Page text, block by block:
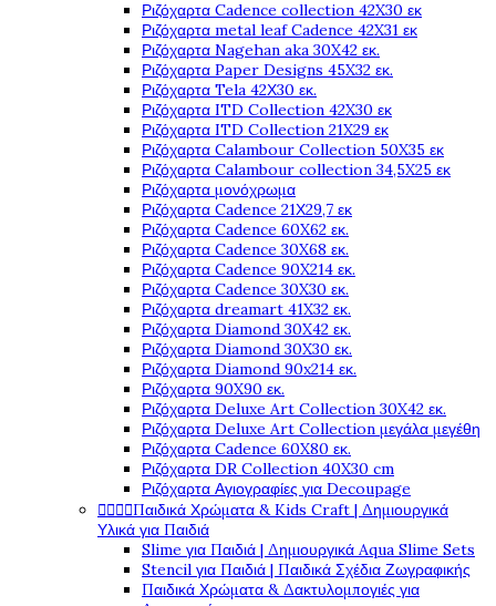
Ριζόχαρτα Cadence collection 42X30 εκ
Ριζόχαρτα metal leaf Cadence 42X31 εκ
Ριζόχαρτα Nagehan aka 30X42 εκ.
Ριζόχαρτα Paper Designs 45X32 εκ.
Ριζόχαρτα Tela 42Χ30 εκ.
Ριζόχαρτα ITD Collection 42X30 εκ
Ριζόχαρτα ITD Collection 21X29 εκ
Ριζόχαρτα Calambour Collection 50X35 εκ
Ριζόχαρτα Calambour collection 34,5X25 εκ
Ριζόχαρτα μονόχρωμα
Ριζόχαρτα Cadence 21Χ29,7 εκ
Ριζόχαρτα Cadence 60X62 εκ.
Ριζόχαρτα Cadence 30X68 εκ.
Ριζόχαρτα Cadence 90X214 εκ.
Ριζόχαρτα Cadence 30X30 εκ.
Ριζόχαρτα dreamart 41X32 εκ.
Ριζόχαρτα Diamond 30X42 εκ.
Ριζόχαρτα Diamond 30X30 εκ.
Ριζόχαρτα Diamond 90x214 εκ.
Ριζόχαρτα 90X90 εκ.
Ριζόχαρτα Deluxe Art Collection 30X42 εκ.
Ριζόχαρτα Deluxe Art Collection μεγάλα μεγέθη
Ριζόχαρτα Cadence 60X80 εκ.
Ριζόχαρτα DR Collection 40X30 cm
Ριζόχαρτα Αγιογραφίες για Decoupage
Παιδικά Χρώματα & Kids Craft | Δημιουργικά
Υλικά για Παιδιά
Slime για Παιδιά | Δημιουργικά Aqua Slime Sets
Stencil για Παιδιά | Παιδικά Σχέδια Ζωγραφικής
Παιδικά Χρώματα & Δακτυλομπογιές για